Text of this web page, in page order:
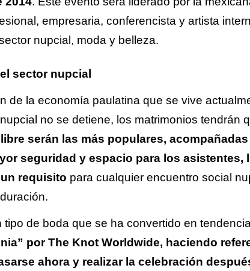
empresaria, conferencista y artista
nupcial, moda y belleza.
sector nupcial
de la economía paulatina que se vive
no se detiene, los matrimonios tendrán
serán las más populares,
seguridad y espacio para los asistentes,
requisito para cualquier encuentro social
tipo de boda que se ha convertido en
por The Knot Worldwide, haciendo
ahora y realizar la celebración